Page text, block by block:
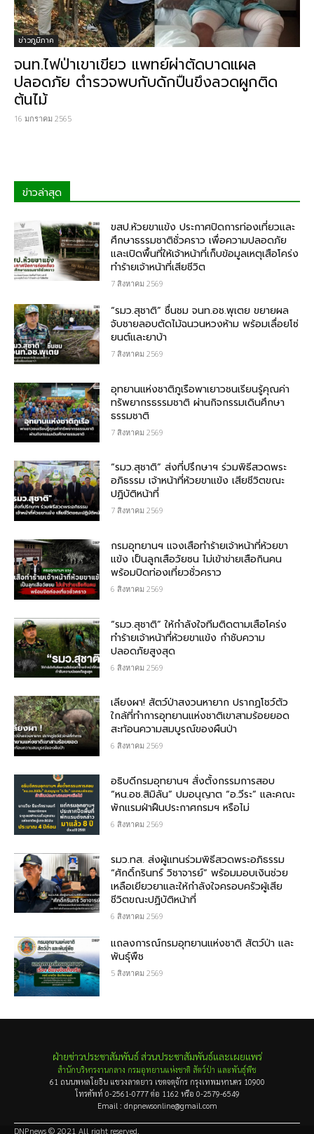
ข่าวภูมิภาค
จนท.ไฟป่าเขาเขียว แพทย์ผ่าตัดบาดแผล
ปลอดภัย ตำรวจพบกับดักปืนขึงลวดผูกติด
ต้นไม้
16 มกราคม 2565
ข่าวล่าสุด
ขสป.ห้วยขาแข้ง ประกาศปิดการท่องเที่ยวและ
ศึกษาธรรมชาติชั่วคราว เพื่อความปลอดภัย
และเปิดพื้นที่ให้เจ้าหน้าที่เก็บข้อมูลเหตุเสือโคร่ง
ทำร้ายเจ้าหน้าที่เสียชีวิต
7 สิงหาคม 2569
“รมว.สุชาติ” ชื่นชม​ จนท.อช.พุเตย​ ขยายผล
จับชายลอบตัดไม้ฉนวนหวงห้าม พร้อมเลื่อยโซ่
ยนต์และยาบ้า
7 สิงหาคม 2569
อุทยานแห่งชาติภูเรือพาเยาวชนเรียนรู้คุณค่า
ทรัพยากรธรรมชาติ ผ่านกิจกรรมเดินศึกษา
ธรรมชาติ
7 สิงหาคม 2569
“รมว.สุชาติ” ส่งที่ปรึกษาฯ ร่วมพิธีสวดพระ
อภิธรรม เจ้าหน้าที่ห้วยขาแข้ง เสียชีวิตขณะ
ปฏิบัติหน้าที่
7 สิงหาคม 2569
กรม​อุทยานฯ แจงเสือทำร้ายเจ้าหน้าที่ห้วยขา
แข้ง เป็นลูกเสือวัยซน ไม่เข้าข่ายเสือกินคน
พร้อมปิดท่องเที่ยวชั่วคราว
6 สิงหาคม 2569
“รมว.สุชาติ” ให้กำลังใจทีมติดตามเสือโคร่ง
ทำร้ายเจ้าหน้าที่ห้วยขาแข้ง กำชับความ
ปลอดภัยสูงสุด
6 สิงหาคม 2569
เลียงผา! สัตว์ป่าสงวนหายาก ปรากฏโชว์ตัว
ใกล้ที่ทำการอุทยานแห่งชาติเขาสามร้อยยอด
สะท้อนความสมบูรณ์ของผืนป่า
6 สิงหาคม 2569
อธิบดีกรมอุทยานฯ​ สั่งตั้งกรรมการสอบ
“หน.อช.สิมิลัน” ปมอนุญาต “อ.วีระ” และคณะ
พักแรมฝ่าฝืนประกาศกรมฯ หรือไม่
6 สิงหาคม 2569
รมว.ทส. ส่งผู้แทนร่วมพิธีสวดพระอภิธรรม
“ศักดิ์กรินทร์ วิชาจารย์” พร้อมมอบเงินช่วย
เหลือเยียวยาและให้กำลังใจครอบครัวผู้เสีย
ชีวิตขณะปฏิบัติหน้าที่
6 สิงหาคม 2569
แถลงการณ์กรมอุทยานแห่งชาติ สัตว์ป่า และ
พันธุ์พืช
5 สิงหาคม 2569
ฝ่ายข่าวประชาสัมพันธ์ ส่วนประชาสัมพันธ์และเผยแพร่
สำนักบริหารงานกลาง กรมอุทยานแห่งชาติ สัตว์ป่า และพันธุ์พืช
61 ถนนพหลโยธิน แขวงลาดยาว เขตจตุจักร กรุงเทพมหานคร 10900
โทรศัพท์ 0-2561-0777 ต่อ 1162 หรือ 0-2579-6549
Email : dnpnewsonline@gmail.com
DNPnews © 2021 All right reserved.